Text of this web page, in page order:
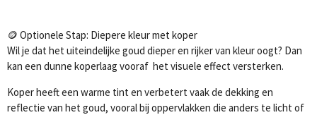
🪙 Optionele Stap: Diepere kleur met koper
Wil je dat het uiteindelijke goud dieper en rijker van kleur oogt? Dan
kan een dunne koperlaag vooraf het visuele effect versterken.
Koper heeft een warme tint en verbetert vaak de dekking en
reflectie van het goud, vooral bij oppervlakken die anders te licht of